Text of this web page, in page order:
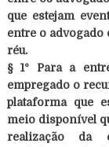
que estejam
entre o advogado
réu.
§ 1º Para a
empregado o
plataforma que
meio disponível
realização da